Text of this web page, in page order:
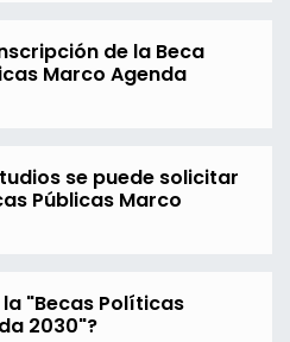
de la Beca
Marco Agenda
se puede solicitar
Públicas Marco
"Becas Políticas
2030"?